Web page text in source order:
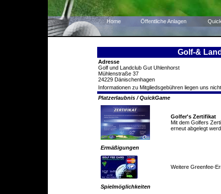
Home Öffentliche Anlagen
Golf-&
Adresse
Golf und Landclub Gut Uhlenhorst
Mühlenstraße 37
24229 Dänischenhagen
Informationen zu Mitgliedsgebühren liegen uns
Platzerlaubnis / QuickGame
Golfer's Zertifikat
Mit dem Golfers
erneut abgelegt
Ermäßigungen
Weitere Greenfee-
Spielmöglichkeiten